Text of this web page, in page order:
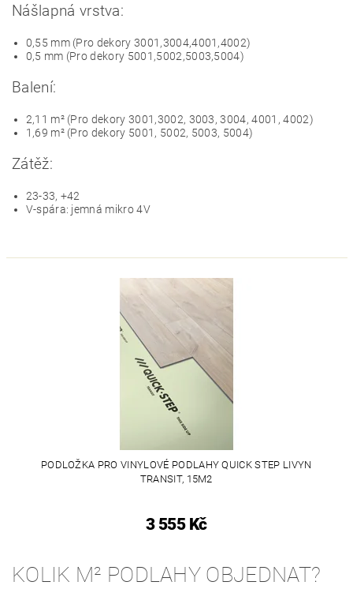
Nášlapná vrstva:
0,55 mm (Pro dekory 3001,3004,4001,4002)
0,5 mm (Pro dekory 5001,5002,5003,5004)
Balení:
2,11 m² (Pro dekory 3001,3002, 3003, 3004, 4001, 4002)
1,69 m² (Pro dekory 5001, 5002, 5003, 5004)
Zátěž:
23-33, +42
V-spára: jemná mikro 4V
PODLOŽKA PRO VINYLOVÉ PODLAHY QUICK STEP LIVYN
TRANSIT, 15M2
3 555 Kč
KOLIK M² PODLAHY OBJEDNAT?